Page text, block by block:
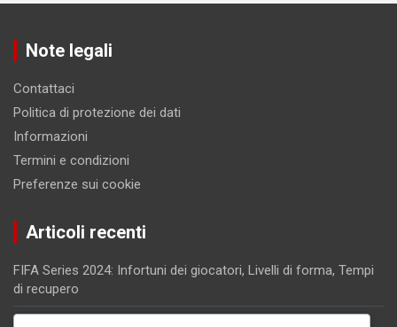
Note legali
Contattaci
Politica di protezione dei dati
Informazioni
Termini e condizioni
Preferenze sui cookie
Articoli recenti
FIFA Series 2024: Infortuni dei giocatori, Livelli di forma, Tempi
di recupero